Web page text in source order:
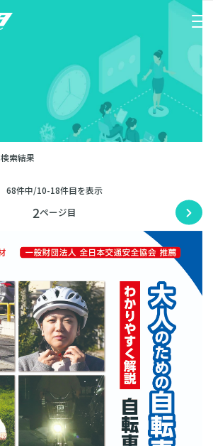
検索結果
68件中/10-18件目を表示
2